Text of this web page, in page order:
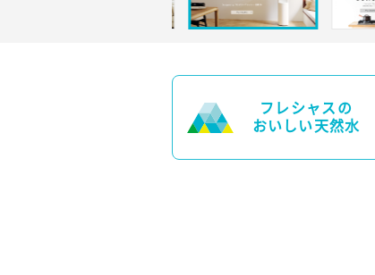
フレシャスの
おいしい天然水